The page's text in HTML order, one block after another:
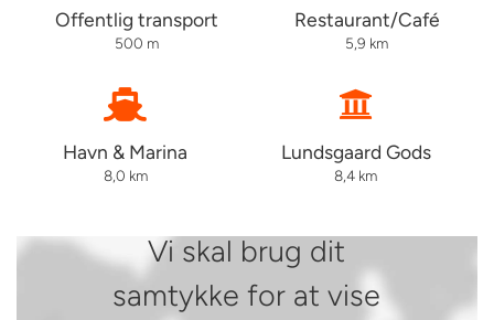
Offentlig transport
500 m
Restaurant/Café
5,9 km
Havn & Marina
8,0 km
Lundsgaard Gods
8,4 km
Vi skal brug dit
samtykke for at vise